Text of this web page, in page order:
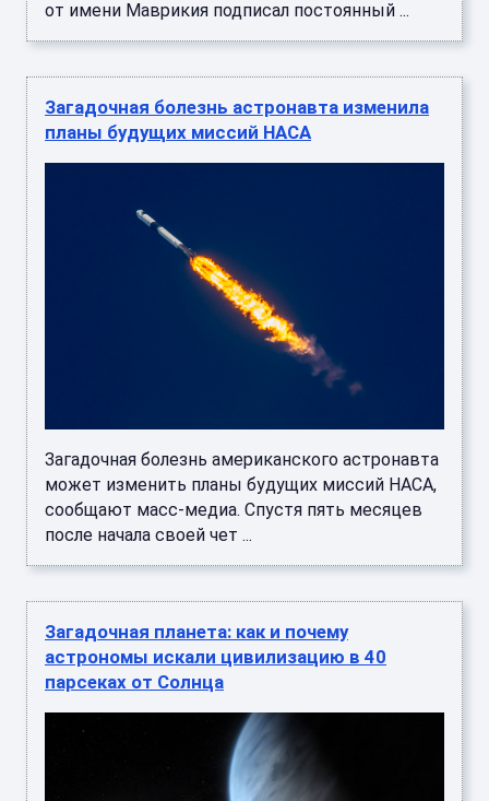
от имени Маврикия подписал постоянный ...
Загадочная болезнь астронавта изменила
планы будущих миссий НАСА
Загадочная болезнь американского астронавта
может изменить планы будущих миссий НАСА,
сообщают масс-медиа. Спустя пять месяцев
после начала своей чет ...
Загадочная планета: как и почему
астрономы искали цивилизацию в 40
парсеках от Солнца